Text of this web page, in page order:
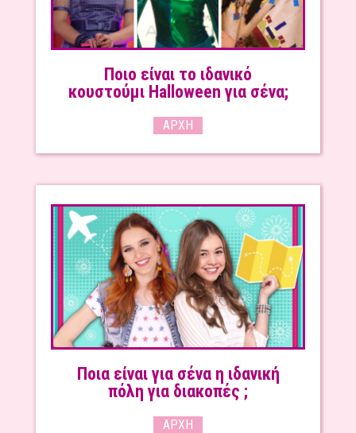
Ποιο είναι το ιδανικό
κουστούμι Halloween για σένα;
ΑΡΧΉ
Ποια είναι για σένα η ιδανική
πόλη για διακοπές ;
ΑΡΧΉ